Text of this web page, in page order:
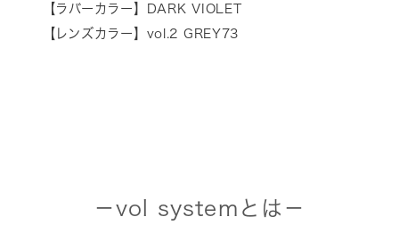
【ラバーカラー】DARK VIOLET
【レンズカラー】vol.2 GREY73
－vol systemとは－